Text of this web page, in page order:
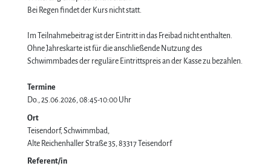
Bei Regen findet der Kurs nicht statt.
Im Teilnahmebeitrag ist der Eintritt in das Freibad nicht enthalten.
Ohne Jahreskarte ist für die anschließende Nutzung des
Schwimmbades der reguläre Eintrittspreis an der Kasse zu bezahlen.
Termine
Do., 25.06.2026, 08:45-10:00 Uhr
Ort
Teisendorf, Schwimmbad
Alte Reichenhaller Straße 35 83317Teisendorf
Referent/in